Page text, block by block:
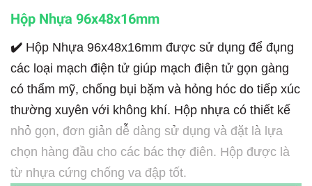
Hộp Nhựa 96x48x16mm
✔️ Hộp Nhựa 96x48x16mm được sử dụng để đụng
các loại mạch điện tử giúp mạch điện tử gọn gàng
có thẩm mỹ, chống bụi bặm và hỏng hóc do tiếp xúc
thường xuyên với không khí. Hộp nhựa có thiết kế
nhỏ gọn, đơn giản dễ dàng sử dụng và đặt là lựa
chọn hàng đầu cho các bác thợ điên. Hộp được là
từ nhựa cứng chống va đập tốt.